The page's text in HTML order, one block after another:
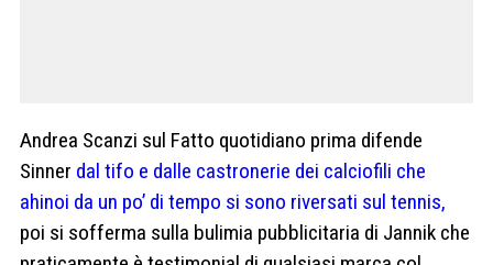
Andrea Scanzi sul Fatto quotidiano prima difende
Sinner dal tifo e dalle castronerie dei calciofili che
ahinoi da un po’ di tempo si sono riversati sul tennis,
poi si sofferma sulla bulimia pubblicitaria di Jannik che